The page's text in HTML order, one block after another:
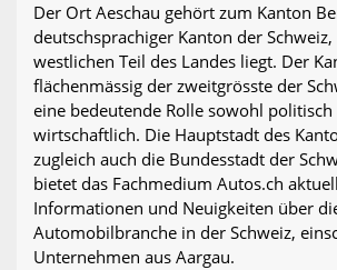
Der Ort Aeschau gehört zum Kanton
deutschsprachiger Kanton der
westlichen Teil des Landes liegt. Der
flächenmässig der zweitgrösste der
eine bedeutende Rolle sowohl politisch
wirtschaftlich. Die Hauptstadt des
zugleich auch die Bundesstadt der
bietet das Fachmedium Autos.ch
Informationen und Neuigkeiten über
Automobilbranche in der Schweiz,
Unternehmen aus Aargau.